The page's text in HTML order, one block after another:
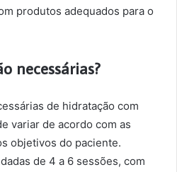
produtos adequados para o
necessárias?
de hidratação com
variar de acordo com as
objetivos do paciente.
de 4 a 6 sessões, com